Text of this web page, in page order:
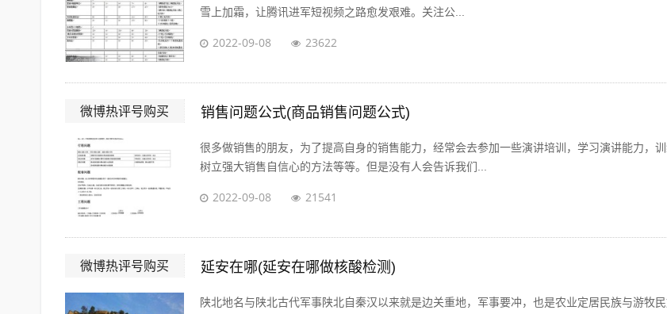
雪上加霜，让腾讯进军短视频之路愈发艰难。关注公...
2022-09-08 23622
微博热评号购买 销售问题公式(商品销售问题公式)
很多做销售的朋友，为了提高自身的销售能力，经常会去参加一些演讲培训，学习演讲能力，训
树立强大销售自信心的方法等等。但是没有人会告诉我们...
2022-09-08 21541
微博热评号购买 延安在哪(延安在哪做核酸检测)
陕北地名与陕北古代军事陕北自秦汉以来就是边关重地，军事要冲，也是农业定居民族与游牧